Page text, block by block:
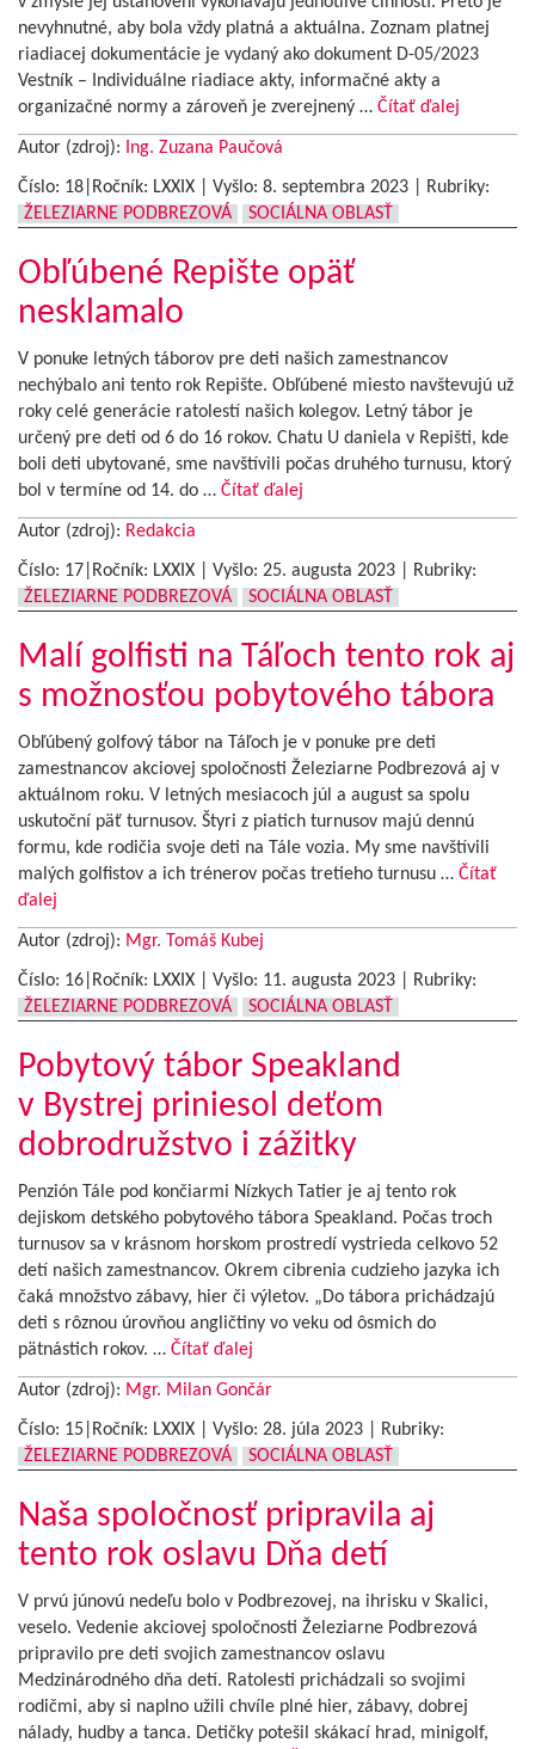
nevyhnutné, aby bola vždy platná a aktuálna. Zoznam platnej
riadiacej dokumentácie je vydaný ako dokument D-05/2023
Vestník – Individuálne riadiace akty, informačné akty a
organizačné normy a zároveň je zverejnený … Čítať ďalej
Autor (zdroj): Ing. Zuzana Paučová
Číslo: 18|Ročník: LXXIX | Vyšlo: 8. septembra 2023
Rubriky:
ŽELEZIARNE PODBREZOVÁ
SOCIÁLNA OBLASŤ
Obľúbené Repište opäť
nesklamalo
V ponuke letných táborov pre deti našich zamestnancov
nechýbalo ani tento rok Repište. Obľúbené miesto navštevujú už
roky celé generácie ratolestí našich kolegov. Letný tábor je
určený pre deti od 6 do 16 rokov. Chatu U daniela v Repišti, kde
boli deti ubytované, sme navštívili počas druhého turnusu, ktorý
bol v termíne od 14. do … Čítať ďalej
Autor (zdroj): Redakcia
Číslo: 17|Ročník: LXXIX | Vyšlo: 25. augusta 2023
Rubriky:
ŽELEZIARNE PODBREZOVÁ
SOCIÁLNA OBLASŤ
Malí golfisti na Táľoch tento rok aj
s možnosťou pobytového tábora
Obľúbený golfový tábor na Táľoch je v ponuke pre deti
zamestnancov akciovej spoločnosti Železiarne Podbrezová aj v
aktuálnom roku. V letných mesiacoch júl a august sa spolu
uskutoční päť turnusov. Štyri z piatich turnusov majú dennú
formu, kde rodičia svoje deti na Tále vozia. My sme navštívili
malých golfistov a ich trénerov počas tretieho turnusu … Čítať
ďalej
Autor (zdroj): Mgr. Tomáš Kubej
Číslo: 16|Ročník: LXXIX | Vyšlo: 11. augusta 2023
Rubriky:
ŽELEZIARNE PODBREZOVÁ
SOCIÁLNA OBLASŤ
Pobytový tábor Speakland
v Bystrej priniesol deťom
dobrodružstvo i zážitky
Penzión Tále pod končiarmi Nízkych Tatier je aj tento rok
dejiskom detského pobytového tábora Speakland. Počas troch
turnusov sa v krásnom horskom prostredí vystrieda celkovo 52
detí našich zamestnancov. Okrem cibrenia cudzieho jazyka ich
čaká množstvo zábavy, hier či výletov. „Do tábora prichádzajú
deti s rôznou úrovňou angličtiny vo veku od ôsmich do
pätnástich rokov. … Čítať ďalej
Autor (zdroj): Mgr. Milan Gončár
Číslo: 15|Ročník: LXXIX | Vyšlo: 28. júla 2023
Rubriky:
ŽELEZIARNE PODBREZOVÁ
SOCIÁLNA OBLASŤ
Naša spoločnosť pripravila aj
tento rok oslavu Dňa detí
V prvú júnovú nedeľu bolo v Podbrezovej, na ihrisku v Skalici,
veselo. Vedenie akciovej spoločnosti Železiarne Podbrezová
pripravilo pre deti svojich zamestnancov oslavu
Medzinárodného dňa detí. Ratolesti prichádzali so svojimi
rodičmi, aby si naplno užili chvíle plné hier, zábavy, dobrej
nálady, hudby a tanca. Detičky potešil skákací hrad, minigolf,